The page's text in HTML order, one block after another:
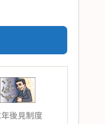
後見制度